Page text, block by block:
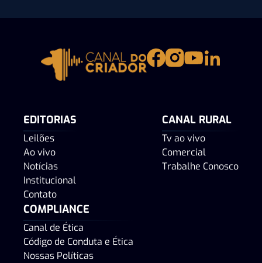
EDITORIAS
Leilões
Ao vivo
Notícias
Institucional
Contato
CANAL RURAL
Tv ao vivo
Comercial
Trabalhe Conosco
COMPLIANCE
Canal de Ética
Código de Conduta e Ética
Nossas Políticas